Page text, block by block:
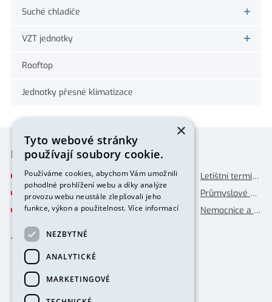
Suché chladiče
VZT jednotky
Rooftop
Jednotky přesné klimatizace
Příklady použití
Letištní terminály Obchodní centra
Letištní terminály
Průmyslové provozy
Administrativní budovy
Průmyslové provozy
Nemocnice a laboratoře
Hotely a banky Nemocnice a laboratoře
Jsme členy organizací
×
Tyto webové stránky
používají soubory cookie.
Používáme cookies, abychom Vám umožnili
pohodlné prohlížení webu a díky analýze
provozu webu neustále zlepšovali jeho
funkce, výkon a použitelnost.Více informací
NEZBYTNÉ
ANALYTICKÉ
MARKETINGOVÉ